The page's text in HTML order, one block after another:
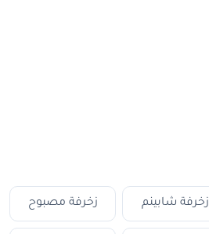
زخرفة شابينم زخرفة مصبوح